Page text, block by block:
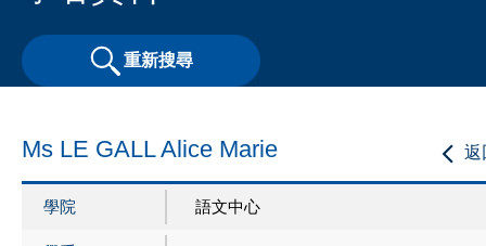
重新搜尋
返
Ms LE GALL Alice Marie
學院 語文中心